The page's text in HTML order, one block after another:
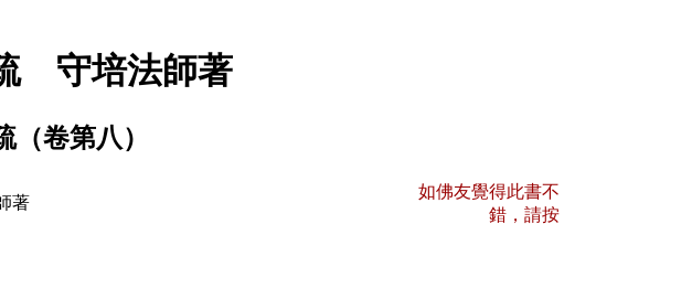
守培法師著
卷第八）
著
如佛友覺得此書不
錯，請按